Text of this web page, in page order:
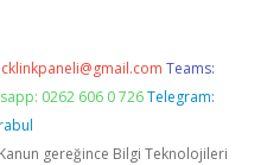
Teams:
0262 606 0 726 Telegram:
Kanun gereğince Bilgi Teknolojileri